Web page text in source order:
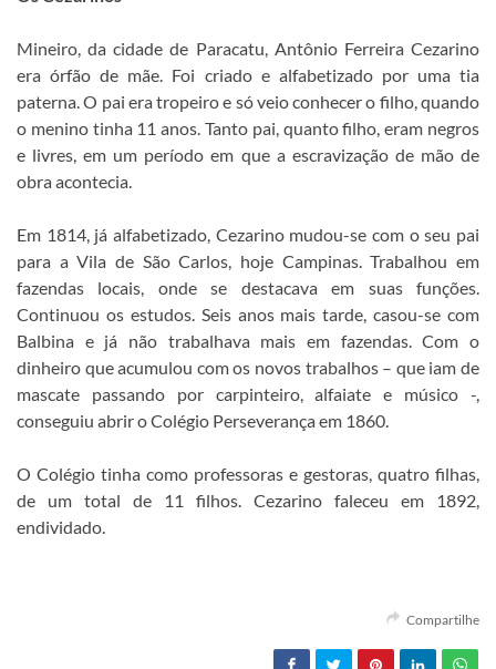
Mineiro, da cidade de Paracatu, Antônio Ferreira Cezarino
era órfão de mãe. Foi criado e alfabetizado por uma tia
paterna. O pai era tropeiro e só veio conhecer o filho, quando
o menino tinha 11 anos. Tanto pai, quanto filho, eram negros
e livres, em um período em que a escravização de mão de
obra acontecia.
Em 1814, já alfabetizado, Cezarino mudou-se com o seu pai
para a Vila de São Carlos, hoje Campinas. Trabalhou em
fazendas locais, onde se destacava em suas funções.
Continuou os estudos. Seis anos mais tarde, casou-se com
Balbina e já não trabalhava mais em fazendas. Com o
dinheiro que acumulou com os novos trabalhos – que iam de
mascate passando por carpinteiro, alfaiate e músico -,
conseguiu abrir o Colégio Perseverança em 1860.
O Colégio tinha como professoras e gestoras, quatro filhas,
de um total de 11 filhos. Cezarino faleceu em 1892,
endividado.
Compartilhe